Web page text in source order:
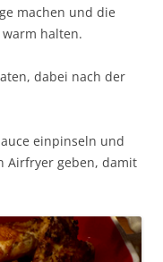
machen und die
halten.
dabei nach der
einpinseln und
Airfryer geben, damit